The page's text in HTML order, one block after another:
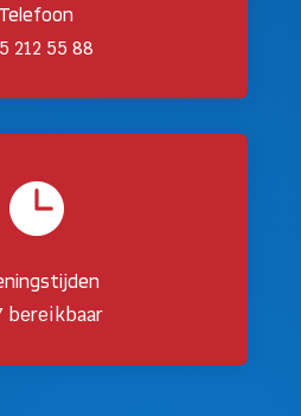
Telefoon
212 55 88

bereikbaar